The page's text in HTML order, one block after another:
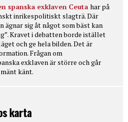
spanska exklaven Ceuta har på
inrikespolitiskt slagträ. Där
ägnar sig åt något som bäst kan
Kravet i debatten borde istället
och ge hela bilden. Det är
Frågan om
exklaven är större och går
känt.
karta